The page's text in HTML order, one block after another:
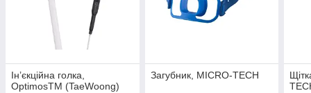
Ін’єкційна голка,
OptimosTM (TaeWoong)
Загубник, MICRO-TECH